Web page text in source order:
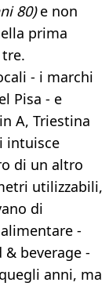
80)e non
prima
- i marchi
Pisa - e
A, Triestina
intuisce
di un altro
utilizzabili,
di
-
beverage -
anni, ma